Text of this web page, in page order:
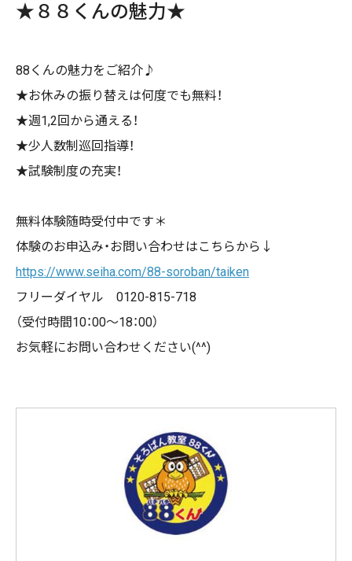
★８８くんの魅力★
88くんの魅力をご紹介♪
★お休みの振り替えは何度でも無料！
★週1,2回から通える！
★少人数制巡回指導！
★試験制度の充実！
無料体験随時受付中です＊
体験のお申込み・お問い合わせはこちらから↓
https://www.seiha.com/88-soroban/taiken
フリーダイヤル 0120-815-718
（受付時間10：00～18：00）
お気軽にお問い合わせください(^^)